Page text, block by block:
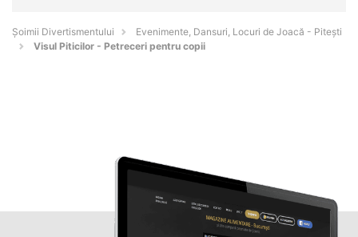
Şoimii Divertismentului
Evenimente, Dansuri, Locuri de Joacă - Piteşti
Visul Piticilor - Petreceri pentru copii